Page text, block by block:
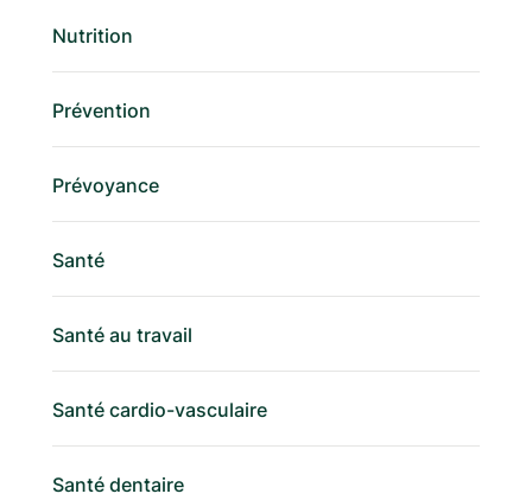
Nutrition
Prévention
Prévoyance
Santé
Santé au travail
Santé cardio-vasculaire
Santé dentaire